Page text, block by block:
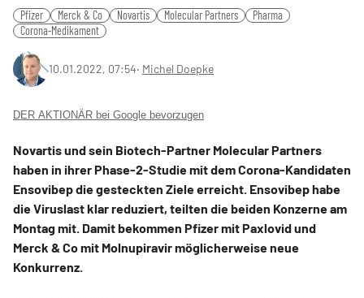
Pfizer Merck & Co Novartis Molecular Partners
Pharma
Corona-Medikament
10.01.2022, 07:54‧ Michel Doepke
DER AKTIONÄR bei Google bevorzugen
Novartisund sein Biotech-Partner Molecular Partners
haben in ihrer Phase-2-Studie mit dem Corona-Kandidaten
Ensovibep die gesteckten Ziele erreicht. Ensovibep habe
die Viruslast klar reduziert, teilten die beiden Konzerne am
Montag mit. Damit bekommen Pfizer mit Paxlovid und
Merck & Co mit Molnupiravir möglicherweise neue
Konkurrenz.